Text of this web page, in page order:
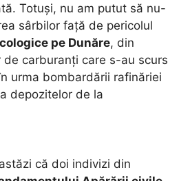
Totuși, nu am putut să nu-
sârbilor față de pericolul
pe Dunăre, din
de carburanți care s-au scurs
urma bombardării rafinăriei
depozitelor de la
că doi indivizi din